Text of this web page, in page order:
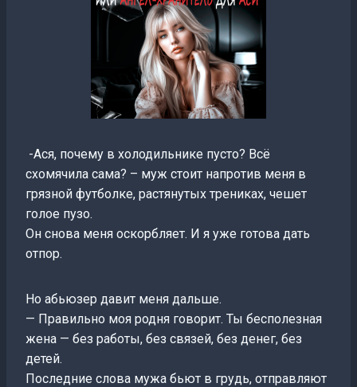
-Ася, почему в холодильнике пусто? Всё
схомячила сама? – муж стоит напротив меня в
грязной футболке, растянутых трениках, чешет
голое пузо.
Он снова меня оскорбляет. И я уже готова дать
отпор.
Но абьюзер давит меня дальше.
— Правильно моя родня говорит. Ты бесполезная
жена — без работы, без связей, без денег, без
детей.
Последние слова мужа бьют в грудь, отправляют